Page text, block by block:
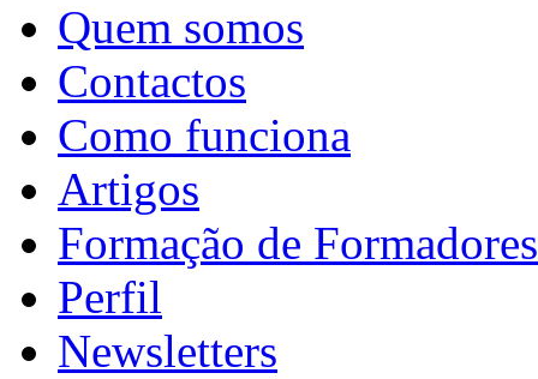
Quem somos
Contactos
Como funciona
Artigos
Formação de Formadores
Perfil
Newsletters